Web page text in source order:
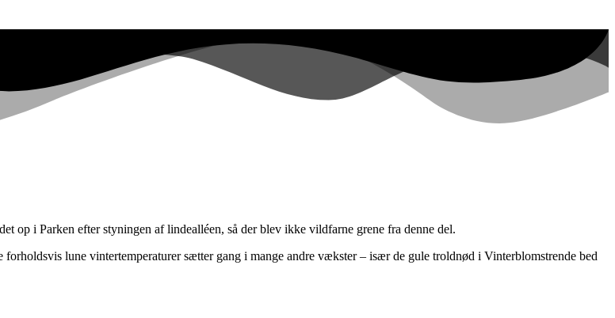
op i Parken efter styningen af lindealléen, så der blev ikke vildfarne grene fra denne del.
lune vintertemperaturer sætter gang i mange andre vækster – især de gule troldnød i Vinterblomstrende bed